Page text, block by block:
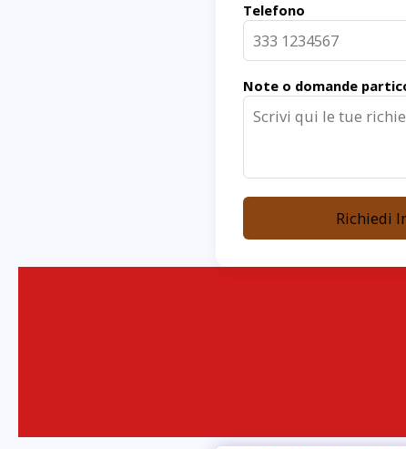
Telefono
Note o domande
Richiedi